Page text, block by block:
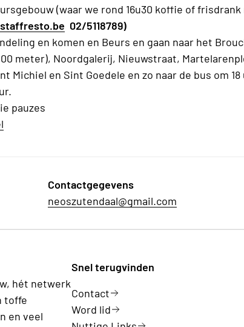
(waar we rond 16u30 koffie of frisdrank
02/5118789)
en komen en Beurs en gaan naar het
meter), Noordgalerij, Nieuwstraat,
Michiel en Sint Goedele en zo naar de bus om 18
pauzes
Contactgegevens
neoszutendaal@gmail.com
hét netwerk
toffe
en veel
Snel terugvinden
Contact
Word lid